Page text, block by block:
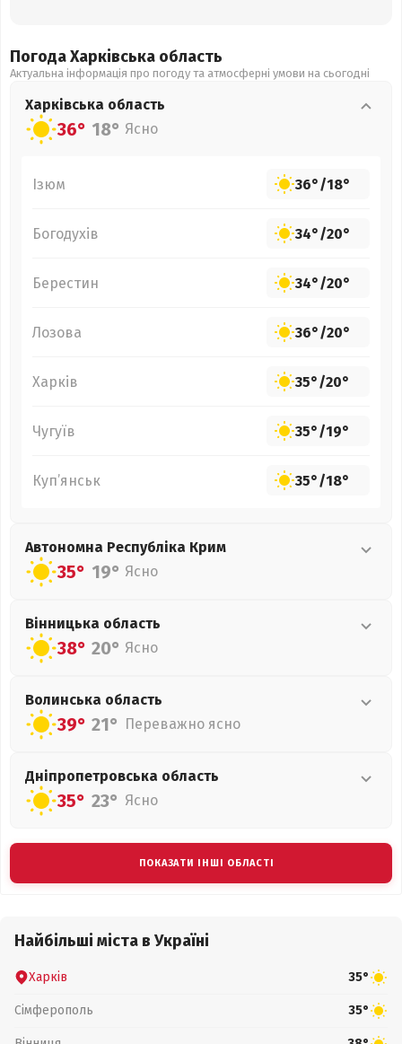
Погода Харківська область
Актуальна інформація про погоду та атмосферні умови на сьогодні
Харківська область
36° 18° Ясно
Ізюм 36°/18°
Богодухів 34°/20°
Берестин 34°/20°
Лозова 36°/20°
Харків 35°/20°
Чугуїв 35°/19°
Куп’янськ 35°/18°
Автономна Республіка Крим
35° 19° Ясно
Вінницька область
38° 20° Ясно
Волинська область
39° 21° Переважно ясно
Дніпропетровська область
35° 23° Ясно
ПОКАЗАТИ ІНШІ ОБЛАСТІ
Найбільші міста в Україні
Харків 35°
Сімферополь 35°